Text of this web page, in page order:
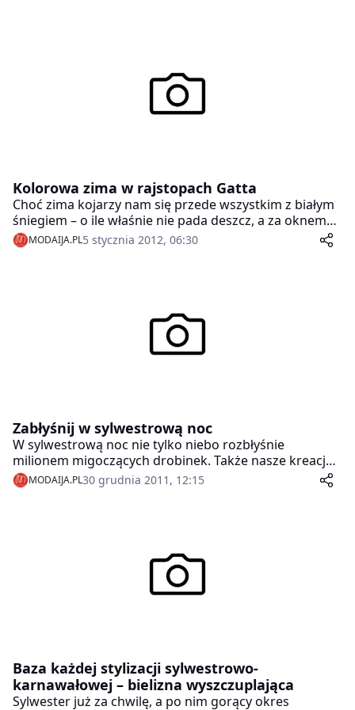
Kolorowa zima w rajstopach Gatta
Choć zima kojarzy nam się przede wszystkim z białym
śniegiem – o ile właśnie nie pada deszcz, a za oknem
nie jest szaro – i ciemnymi, puchowymi płaszczami, to
w tym sezonie jest inaczej. Kolor coraz częściej pojawia
rajstopy. Jest słoneczna żółć, jaskrawa zieleń i jasny
MODAIJA.PL5 stycznia 2012, 06:30
Zabłyśnij w sylwestrową noc
W sylwestrową noc nie tylko niebo rozbłyśnie
milionem migoczących drobinek. Także nasze kreacje
będą wyjątkowo rozświetlone i połyskujące. W naszej
stylizacji na najbardziej szaloną noc w roku nie
MODAIJA.PL30 grudnia 2011, 12:15
Baza każdej stylizacji sylwestrowo-
karnawałowej – bielizna wyszczuplająca
Sylwester już za chwilę, a po nim gorący okres